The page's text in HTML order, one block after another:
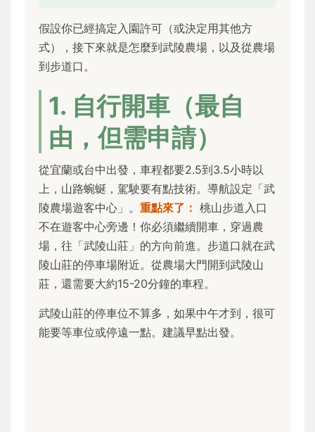
假設你已經搞定入園許可（或決定用其他方
式），接下來就是怎麼到武陵農場，以及從農場
到步道口。
1. 自行開車（最自
由，但需申請）
從宜蘭或台中出發，車程都要2.5到3.5小時以
上，山路蜿蜒，駕駛要有點技術。導航設定「武
陵農場遊客中心」。 重點來了： 桃山步道入口
不在遊客中心旁邊！你必須繼續開車，穿過農
場，往「武陵山莊」的方向前進。步道口就在武
陵山莊的停車場附近。從農場大門開到武陵山
莊，還需要大約15-20分鐘的車程。
武陵山莊的停車位不算多，如果中午才到，很可
能要等車位或停遠一點。建議早點出發。